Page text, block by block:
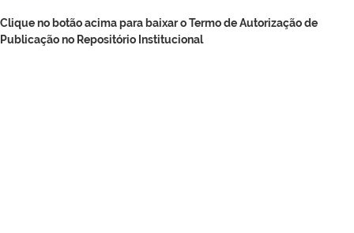
Clique no botão acima para baixar o Termo de Autorização de
Publicação no Repositório Institucional